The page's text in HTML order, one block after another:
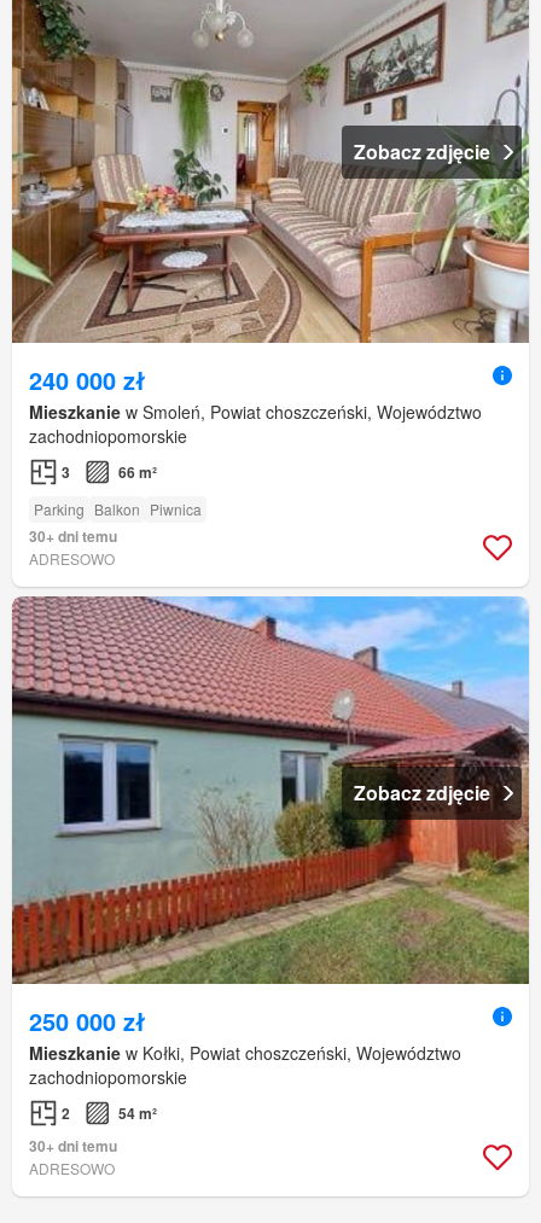
Zobacz zdjęcie
240 000 zł
Mieszkanie w Smoleń, Powiat choszczeński, Województwo
zachodniopomorskie
3 66 m²
Parking Balkon Piwnica
30+ dni temu
ADRESOWO
Zobacz zdjęcie
250 000 zł
Mieszkanie w Kołki, Powiat choszczeński, Województwo
zachodniopomorskie
2
54 m²
30+ dni temu
ADRESOWO